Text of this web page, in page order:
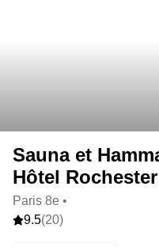
Sauna et
Hôtel
Paris 8e •
9.5(20)